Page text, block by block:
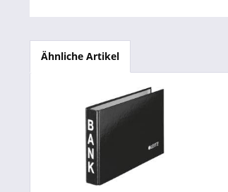
Ähnliche Artikel